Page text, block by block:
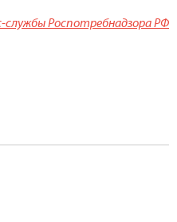
Роспотребнадзора РФ